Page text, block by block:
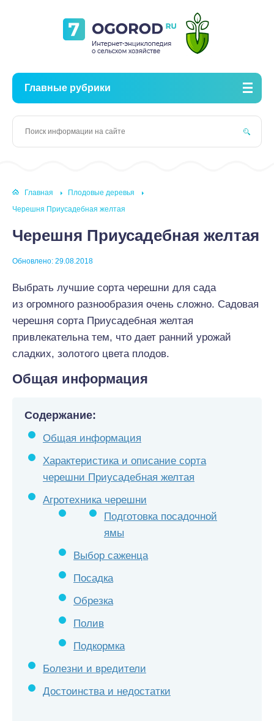
Главные рубрики
Главная
Плодовые деревья
Черешня Приусадебная желтая
Черешня Приусадебная желтая
Обновлено: 29.08.2018
Выбрать лучшие сорта черешни для сада
из огромного разнообразия очень сложно. Садовая
черешня сорта Приусадебная желтая
привлекательна тем, что дает ранний урожай
сладких, золотого цвета плодов.
Общая информация
Содержание:
Общая информация
Характеристика и описание сорта
черешни Приусадебная желтая
Агротехника черешни
Подготовка посадочной
ямы
Выбор саженца
Посадка
Обрезка
Полив
Подкормка
Болезни и вредители
Достоинства и недостатки